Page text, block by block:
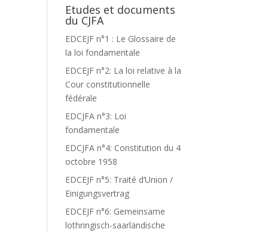
Etudes et documents
du CJFA
EDCEJF n°1 : Le Glossaire de
la loi fondamentale
EDCEJF n°2: La loi relative à la
Cour constitutionnelle
fédérale
EDCJFA n°3: Loi
fondamentale
EDCJFA n°4: Constitution du 4
octobre 1958
EDCEJF n°5: Traité d’Union /
Einigungsvertrag
EDCEJF n°6: Gemeinsame
lothringisch-saarländische